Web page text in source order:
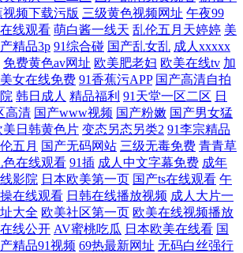
视频下载污版 三级黄色视频网址 午夜99
线观看 萌白酱一线天 乱伦五月天婷婷 美
精品3p 91综合碰 国产乱女乱 成人xxxxx
免费黄色av网址 欧美肥老妇 欧美在线tv 加
女在线免费 91香蕉污APP 国产高清自拍
韩日成人 精品福利 91天堂一区二区 日
高清 国产www视频 国产粉嫩 国产男女猛
美日韩黄色片 变态另态另类2 91李宗精品
五月 国产无码网站 三级无毒免费 青青草
色在线观看 91插 成人中文字幕免费 成年
影院 日本欧美第一页 国产ts在线观看 午
在线观看 日韩在线播放视频 成人大片一
大全 欧美社区第一页 欧美在线视频播放
线公开 AV蜜桃吃瓜 日本欧美在线看 国
精品91视频 69热最新网址 无码白丝强行